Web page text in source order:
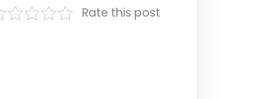
Rate this post